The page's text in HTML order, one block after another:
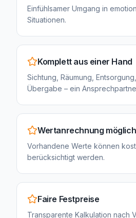
Einfühlsamer Umgang in
Situationen.
Komplett aus einer Hand
Sichtung, Räumung,
Übergabe – ein
Wertanrechnung möglich
Vorhandene Werte können
berücksichtigt werden.
Faire Festpreise
Transparente Kalkulation nach